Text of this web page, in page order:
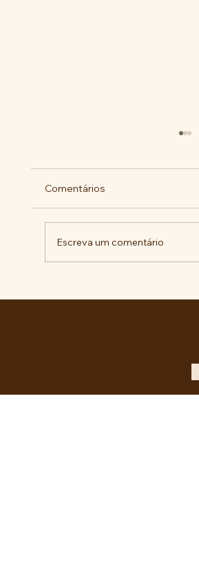
Comentários
Escreva um comentário